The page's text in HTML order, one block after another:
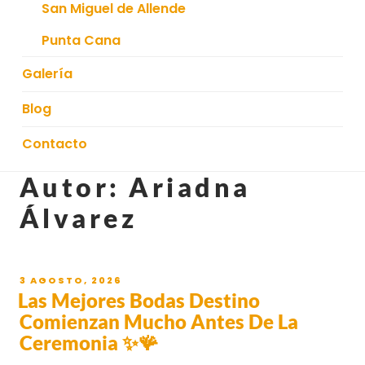
San Miguel de Allende
Punta Cana
Galería
Blog
Contacto
Autor:Ariadna
Álvarez
3 AGOSTO, 2026
Las Mejores Bodas Destino
Comienzan Mucho Antes De La
Ceremonia ✨🪸